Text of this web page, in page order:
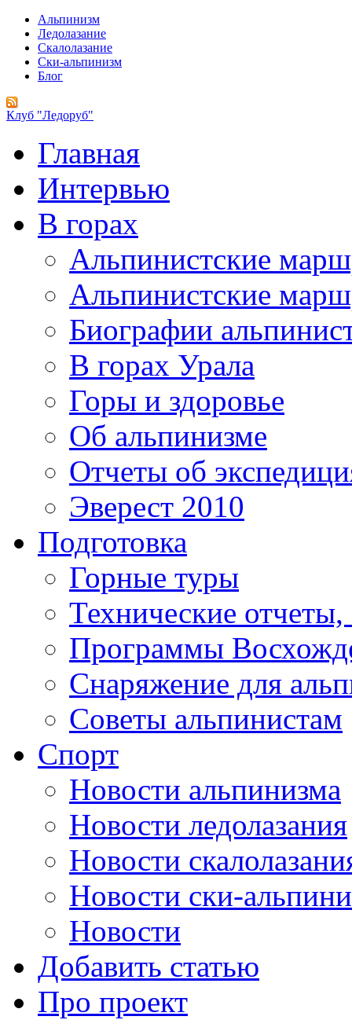
Альпинизм
Ледолазание
Скалолазание
Ски-альпинизм
Блог
Клуб "Ледоруб"
Главная
Интервью
В горах
Альпинистские
Альпинистские
Биографии
В горах Урала
Горы и здоровье
Об альпинизме
Отчеты об
Эверест 2010
Подготовка
Горные туры
Технические
Программы
Снаряжение для
Советы альпинистам
Спорт
Новости альпинизма
Новости ледолазания
Новости
Новости ски-
Новости
Добавить статью
Про проект